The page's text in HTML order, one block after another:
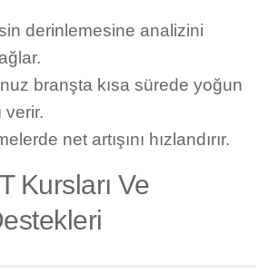
derinlemesine analizini
branşta kısa sürede yoğun
verir.
net artışını hızlandırır.
Kursları Ve